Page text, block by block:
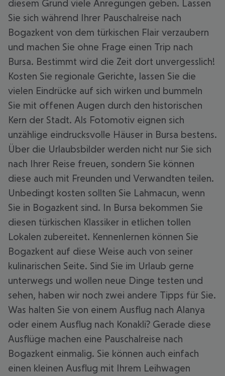
diesem Grund viele Anregungen geben. Lassen
Sie sich während Ihrer Pauschalreise nach
Bogazkent von dem türkischen Flair verzaubern
und machen Sie ohne Frage einen Trip nach
Bursa. Bestimmt wird die Zeit dort unvergesslich!
Kosten Sie regionale Gerichte, lassen Sie die
vielen Eindrücke auf sich wirken und bummeln
Sie mit offenen Augen durch den historischen
Kern der Stadt. Als Fotomotiv eignen sich
unzählige eindrucksvolle Häuser in Bursa bestens.
Über die Urlaubsbilder werden nicht nur Sie sich
nach Ihrer Reise freuen, sondern Sie können
diese auch mit Freunden und Verwandten teilen.
Unbedingt kosten sollten Sie Lahmacun, wenn
Sie in Bogazkent sind. In Bursa bekommen Sie
diesen türkischen Klassiker in etlichen tollen
Lokalen zubereitet. Kennenlernen können Sie
Bogazkent auf diese Weise auch von seiner
kulinarischen Seite. Sind Sie im Urlaub gerne
unterwegs und wollen neue Dinge testen und
sehen, haben wir noch zwei andere Tipps für Sie.
Was halten Sie von einem Ausflug nach Alanya
oder einem Ausflug nach Konakli? Gerade diese
Ausflüge machen eine Pauschalreise nach
Bogazkent einmalig. Sie können auch einfach
einen kleinen Ausflug mit Ihrem Leihwagen